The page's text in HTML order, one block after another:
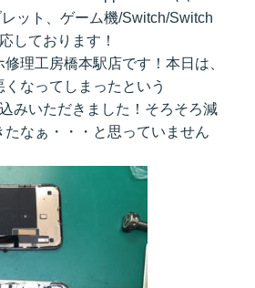
ット、ゲーム機/Switch/Switch
しております！
理工房橋本駅店です！本日は、
なってしまったという
みいただきました！そろそろ減
たなぁ・・・と思っていません